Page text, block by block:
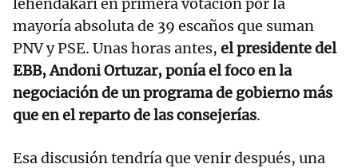
lehendakari en primera votación por la
mayoría absoluta de 39 escaños que suman
PNV y PSE. Unas horas antes, el presidente del
EBB, Andoni Ortuzar, ponía el foco en la
negociación de un programa de gobierno más
que en el reparto de las consejerías.
Esa discusión tendría que venir después, una